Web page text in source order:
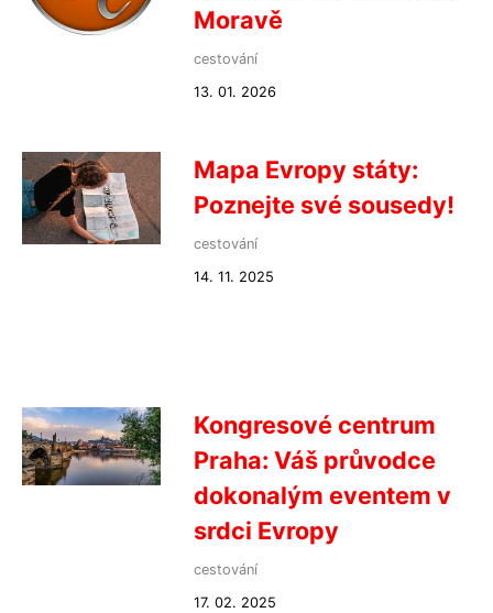
Moravě
cestování
13. 01. 2026
Mapa Evropy státy:
Poznejte své sousedy!
cestování
14. 11. 2025
Kongresové centrum
Praha: Váš průvodce
dokonalým eventem v
srdci Evropy
cestování
17. 02. 2025